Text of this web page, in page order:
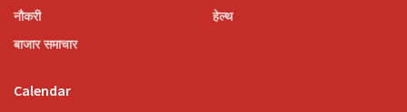
नौकरी
बाजार समाचार
हेल्थ
Calendar